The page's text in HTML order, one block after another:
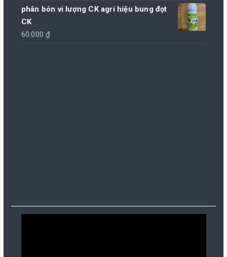
phân bón vi lượng CK agri hiệu bung đọt
CK
60.000₫